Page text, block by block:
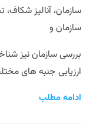
سازمان، آنالیز
سازمان و
بررسی سازمان نیز
ارزیابی جنبه های
ادامه مطلب